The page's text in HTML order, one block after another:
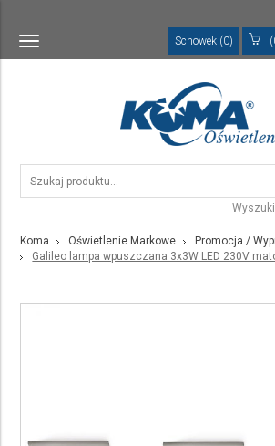
Toggle
navigation
Schowek (0)
Koma Oświetlenie Markowe Promocja /
Galileo lampa wpuszczana 3x3W LED 230V